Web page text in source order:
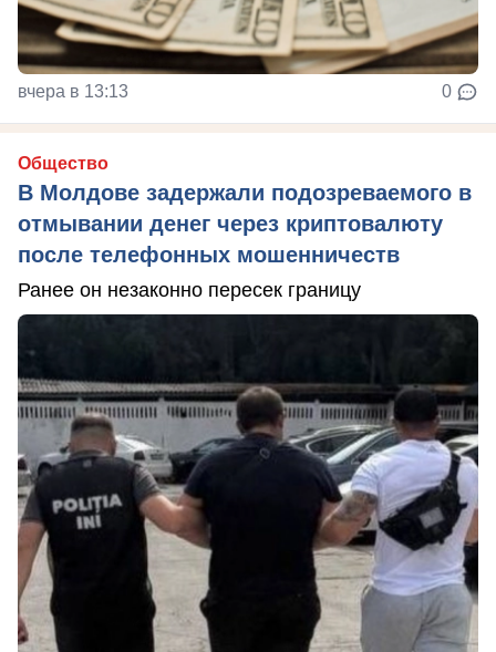
вчера в 13:13 0
Общество
В Молдове задержали подозреваемого в
отмывании денег через криптовалюту
после телефонных мошенничеств
Ранее он незаконно пересек границу